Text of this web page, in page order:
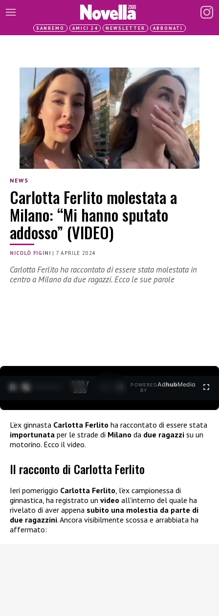
SANREMO AMICI 24 NEWSLETTER ABBONATI
NEWS
Carlotta Ferlito molestata a
Milano: “Mi hanno sputato
addosso” (VIDEO)
NICOLÒ FIGINI | 7 APRILE 2024
Carlotta Ferlito ha raccontato di essere stata molestata in
centro a Milano da due ragazzi. Ecco le sue parole
0:30 /
3:35
POWERED
BY
AdhubMedia
L’ex ginnasta Carlotta Ferlito ha raccontato di essere stata
importunata per le strade di Milano da due ragazzi su un
motorino. Ecco il video.
Il racconto di Carlotta Ferlito
Ieri pomeriggio Carlotta Ferlito, l’ex campionessa di
ginnastica, ha registrato un video all’interno del quale ha
rivelato di aver appena subito una molestia da parte di
due ragazzini. Ancora visibilmente scossa e arrabbiata ha
affermato: